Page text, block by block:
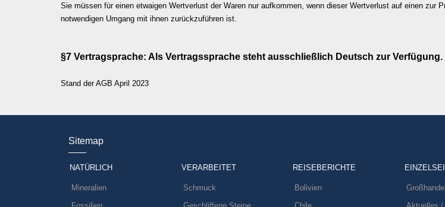
Sie müssen für einen etwaigen Wertverlust der Waren nur aufkommen, wenn dieser Wertverlust auf einen zur
notwendigen Umgang mit ihnen zurückzuführen ist.
§7 Vertragsprache: Als Vertragssprache steht ausschließlich Deutsch zur Verfügung.
Stand der AGB April 2023
Sitemap
NATÜRLICH
Mineralien
VERARBEITET
Schmuck
REISEBERICHTE
Bolivien
Großhandel